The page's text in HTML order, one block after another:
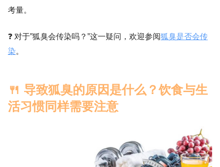
考量。
❓ 对于”狐臭会传染吗？”这一疑问，欢迎参阅狐臭是否会传
染。
🍴 导致狐臭的原因是什么？饮食与生
活习惯同样需要注意